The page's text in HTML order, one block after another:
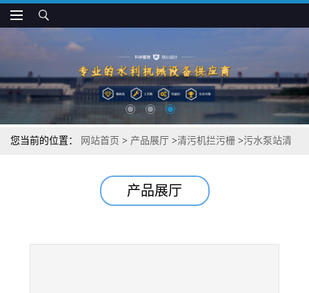
您当前的位置： 网站首页 > 产品展厅 >清污机拦污栅 >污水泵站清
产品展厅